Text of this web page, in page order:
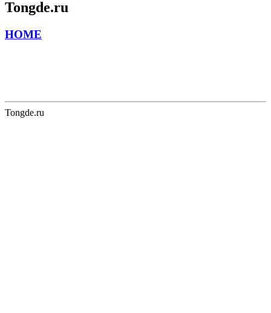
Tongde.ru
HOME
Tongde.ru